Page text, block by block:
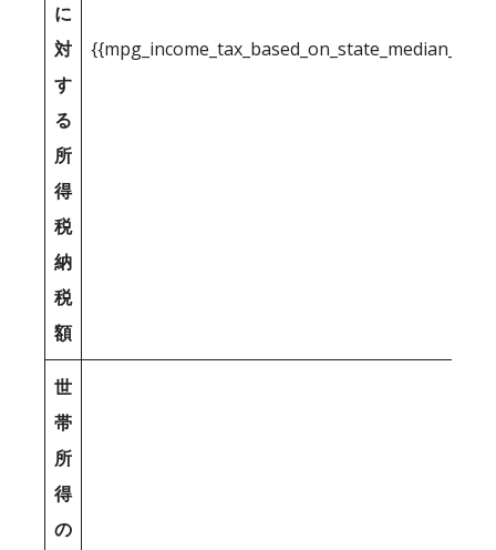
に
対
す
る
所
得
税
納
税
額
世
帯
所
得
の